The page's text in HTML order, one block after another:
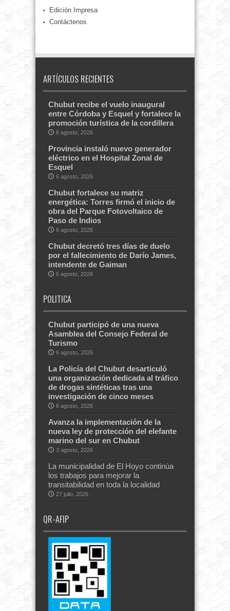
Edición Impresa
Contáctenos
ARTÍCULOS RECIENTES
Chubut recibe el vuelo inaugural
entre Córdoba y Esquel y fortalece la
promoción turística de la cordillera
6 agosto, 2026
Provincia instaló nuevo generador
eléctrico en el Hospital Zonal de
Esquel
6 agosto, 2026
Chubut fortalece su matriz
energética: Torres firmó el inicio de
obra del Parque Fotovoltaico de
Paso de Indios
6 agosto, 2026
Chubut decretó tres días de duelo
por el fallecimiento de Darío James,
intendente de Gaiman
6 agosto, 2026
POLITICA
Chubut participó de una nueva
Asamblea del Consejo Federal de
Turismo
6 agosto, 2026
La Policía del Chubut desarticuló
una organización dedicada al tráfico
de drogas sintéticas tras una
investigación de cinco meses
6 agosto, 2026
Avanza la implementación de la
nueva ley de protección del elefante
marino del sur en Chubut
3 agosto, 2026
La municipalidad de El Hoyo continúa
los trabajos para mejorar la
transitabilidad en toda la localidad
27 julio, 2026
QR-AFIP